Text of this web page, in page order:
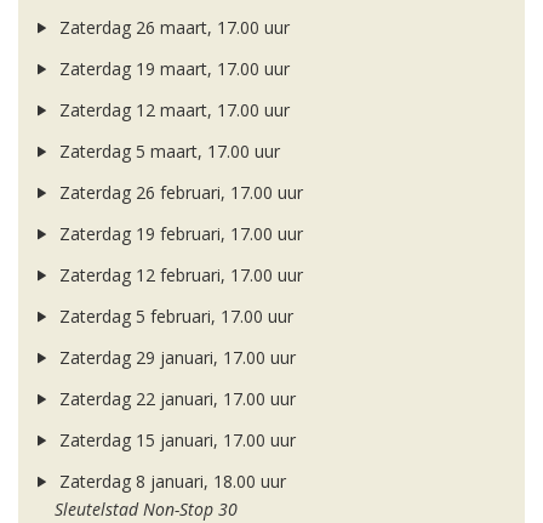
Zaterdag 26 maart, 17.00 uur
Zaterdag 19 maart, 17.00 uur
Zaterdag 12 maart, 17.00 uur
Zaterdag 5 maart, 17.00 uur
Zaterdag 26 februari, 17.00 uur
Zaterdag 19 februari, 17.00 uur
Zaterdag 12 februari, 17.00 uur
Zaterdag 5 februari, 17.00 uur
Zaterdag 29 januari, 17.00 uur
Zaterdag 22 januari, 17.00 uur
Zaterdag 15 januari, 17.00 uur
Zaterdag 8 januari, 18.00 uur
Sleutelstad Non-Stop 30